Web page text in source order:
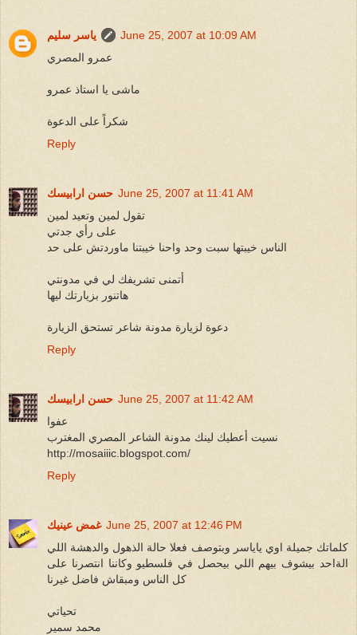
ياسر سليم
June 25, 2007 at 10:09 AM
عمرو المصري
ماشى يا استاذ عمرو
شكراً على الدعوة
Reply
حسن ارابيسك June 25, 2007 at 11:41 AM
تقول لمين وتعيد لمين
على رأي جدتي
الناس خيبتها سبت وحد واحنا خيبتنا ماوردتش على حد
أتمنى تشريفك لي في مدونتي
هاتنور بزيارتك ليها
دعوة لزيارة مدونة شاعر تستحق الزيارة
Reply
حسن ارابيسك June 25, 2007 at 11:42 AM
عفوا
نسيت أعطيك لينك مدونة الشاعر المصري المغترب
http://mosaiiic.blogspot.com/
Reply
غمض عينيك June 25, 2007 at 12:46 PM
كلماتك جميلة اوي ياياسر وبتوصف فعلا حالة الذهول والدهشة اللي
الةاحد بيشوف بيهم اللي بيحصل في فلسطيو وكاننا انتصرنا على
كل الناس ومبقاش فاضل غيرنا
تحياتي
محمد سمير